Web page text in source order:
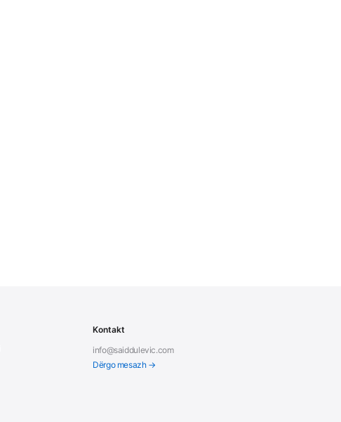
Kontakt
info@saiddulevic.com
Dërgo mesazh →